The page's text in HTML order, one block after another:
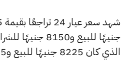
جنيهًا للبيع
الذي كان 8225 جنيهًا للبيع و8165 جنيهًا للشراء.